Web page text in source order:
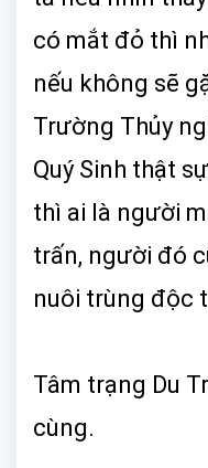
có mắt đỏ thì
nếu không sẽ
Trường Thủy
Quý Sinh thật
thì ai là người
trấn, người đó
nuôi trùng độc
Tâm trạng Du
cùng.